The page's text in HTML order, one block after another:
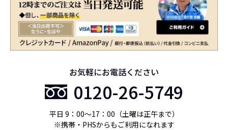
お気軽にお電話ください
0120-26-5749
平日 9：00〜17：00（土曜は正午まで）
※携帯・PHSからもご利用になれます